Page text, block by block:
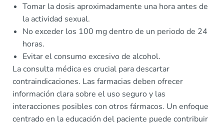
Tomar la dosis aproximadamente una hora antes de
la actividad sexual.
No exceder los 100 mg dentro de un periodo de 24
horas.
Evitar el consumo excesivo de alcohol.
La consulta médica es crucial para descartar
contraindicaciones. Las farmacias deben ofrecer
información clara sobre el uso seguro y las
interacciones posibles con otros fármacos. Un enfoque
centrado en la educación del paciente puede contribuir